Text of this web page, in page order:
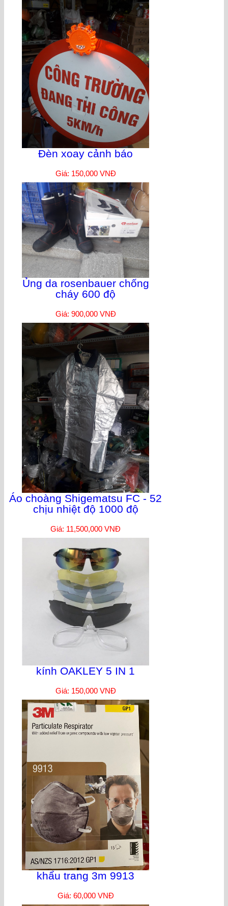
Đèn xoay cảnh báo
Giá: 150,000 VNĐ
Ủng da rosenbauer chống
cháy 600 độ
Giá: 900,000 VNĐ
Áo choàng Shigematsu FC - 52
chịu nhiệt độ 1000 độ
Giá: 11,500,000 VNĐ
kính OAKLEY 5 IN 1
Giá: 150,000 VNĐ
khẩu trang 3m 9913
Giá: 60,000 VNĐ